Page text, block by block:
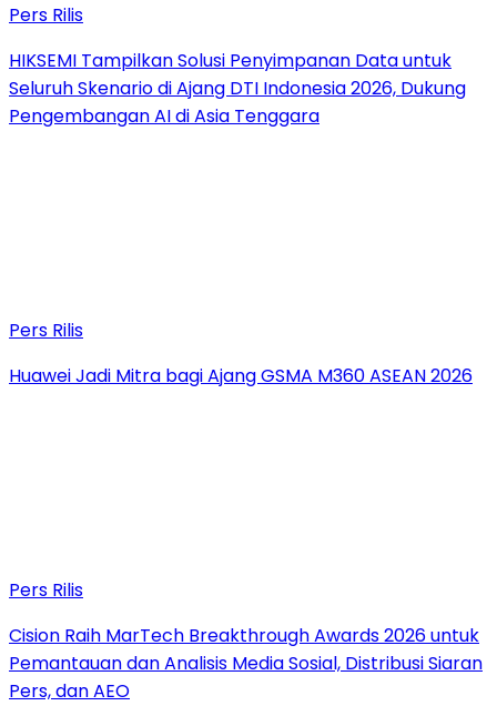
Pers Rilis
HIKSEMI Tampilkan Solusi Penyimpanan Data untuk
Seluruh Skenario di Ajang DTI Indonesia 2026, Dukung
Pengembangan AI di Asia Tenggara
Pers Rilis
Huawei Jadi Mitra bagi Ajang GSMA M360 ASEAN 2026
Pers Rilis
Cision Raih MarTech Breakthrough Awards 2026 untuk
Pemantauan dan Analisis Media Sosial, Distribusi Siaran
Pers, dan AEO